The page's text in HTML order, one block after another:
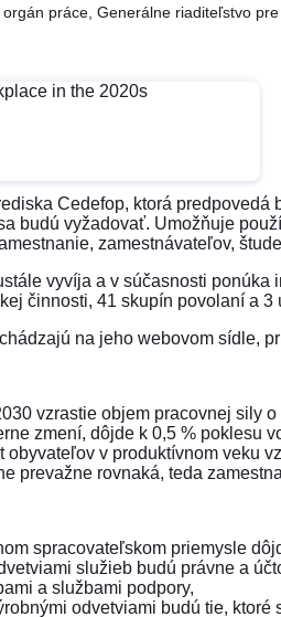
orgán práce, Generálne riaditeľstvo
Cedefop, ktorá predpovedá
budú vyžadovať. Umožňuje
zamestnávateľov,
vyvíja a v súčasnosti
činnosti, 41 skupín povolaní a 3
na jeho webovom sídle,
vzrastie objem pracovnej sily o
zmení, dôjde k 0,5 % poklesu
obyvateľov v produktívnom veku
prevažne rovnaká, teda
spracovateľskom priemysle
služieb budú právne a
a službami podpory,
odvetviami budú tie,